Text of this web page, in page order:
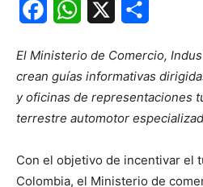
FacebookWhatsApp
El Ministerio de Comercio,
crean guías informativas
y oficinas de representaciones
terrestre automotor
Con el objetivo de incentivar el
Colombia, el Ministerio de